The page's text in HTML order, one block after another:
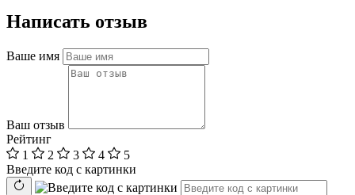
Написать отзыв
Ваше имя
Ваш отзыв
Рейтинг
1
2 3 4
5
Введите код с картинки